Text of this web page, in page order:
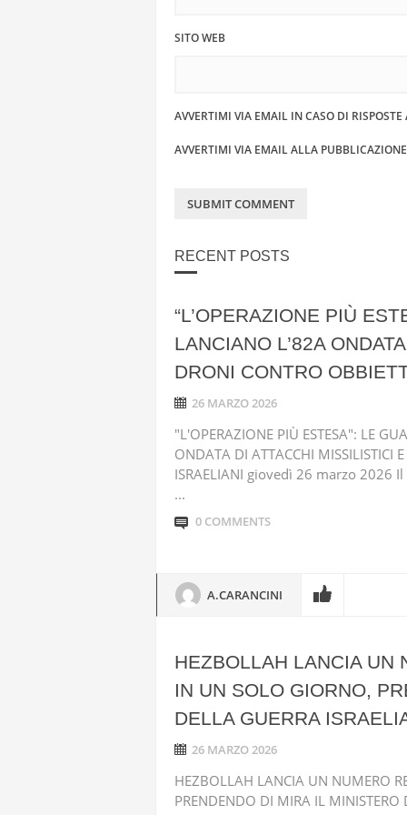
SITO WEB
AVVERTIMI VIA EMAIL IN CASO DI
AVVERTIMI VIA EMAIL ALLA
RECENT POSTS
“L’OPERAZIONE PIÙ
LANCIANO L’82A
DRONI CONTRO
26 MARZO 2026
"L'OPERAZIONE PIÙ ESTESA": LE
ONDATA DI ATTACCHI MISSILISTICI
ISRAELIANI giovedì 26 marzo 2026
...
0 COMMENTS
A.CARANCINI
HEZBOLLAH LANCIA UN
IN UN SOLO GIORNO,
DELLA GUERRA
26 MARZO 2026
HEZBOLLAH LANCIA UN NUMERO
PRENDENDO DI MIRA IL MINISTERO